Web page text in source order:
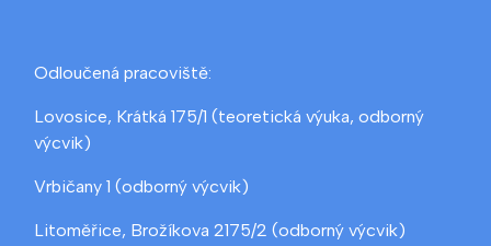
Odloučená pracoviště:
Lovosice, Krátká 175/1 (teoretická výuka, odborný
výcvik)
Vrbičany 1 (odborný výcvik)
Litoměřice, Brožíkova 2175/2 (odborný výcvik)